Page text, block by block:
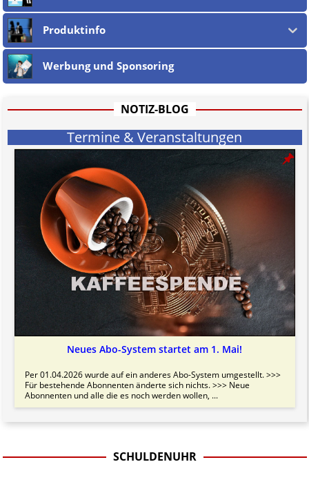
Produktinfo
Werbung und Sponsoring
NOTIZ-BLOG
Termine & Veranstaltungen
Neues Abo-System startet am 1. Mai!
Per 01.04.2026 wurde auf ein anderes Abo-System umgestellt. >>>
Für bestehende Abonnenten änderte sich nichts. >>> Neue
Abonnenten und alle die es noch werden wollen, ...
SCHULDENUHR